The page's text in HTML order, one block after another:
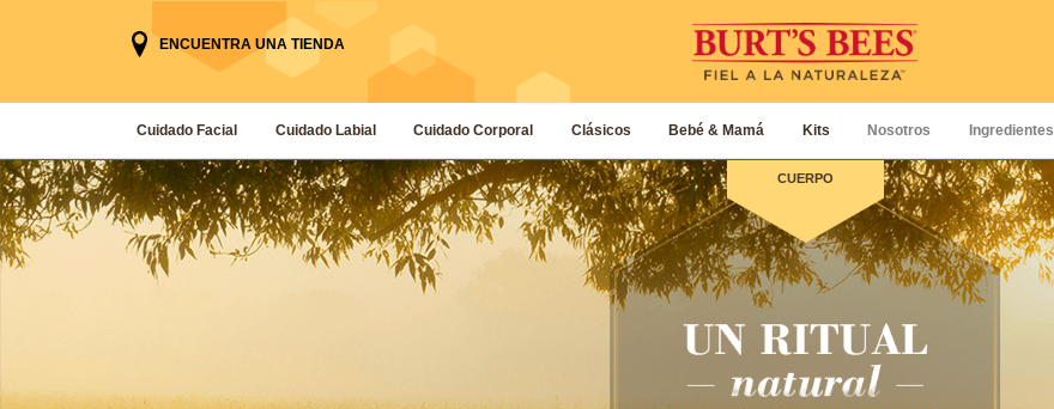
ENCUENTRA UNA TIENDA
Cuidado Facial Cuidado Labial Cuidado Corporal Clásicos Bebé & Mamá Kits Nosotros Ingredientes
CUERPO